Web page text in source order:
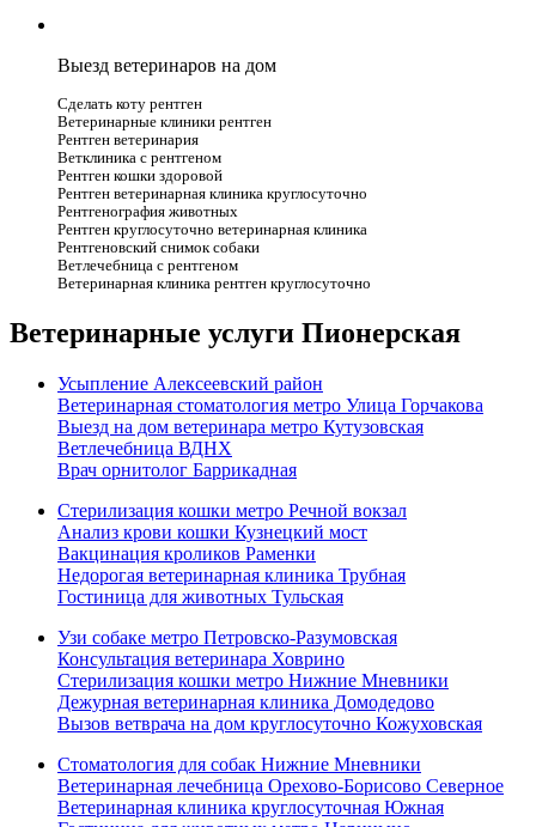
Выезд ветеринаров на дом
Сделать коту рентген
Ветеринарные клиники рентген
Рентген ветеринария
Ветклиника с рентгеном
Рентген кошки здоровой
Рентген ветеринарная клиника круглосуточно
Рентгенография животных
Рентген круглосуточно ветеринарная клиника
Рентгеновский снимок собаки
Ветлечебница с рентгеном
Ветеринарная клиника рентген круглосуточно
Ветеринарные услуги Пионерская
Усыпление Алексеевский район
Ветеринарная стоматология метро Улица Горчакова
Выезд на дом ветеринара метро Кутузовская
Ветлечебница ВДНХ
Врач орнитолог Баррикадная
Стерилизация кошки метро Речной вокзал
Анализ крови кошки Кузнецкий мост
Вакцинация кроликов Раменки
Недорогая ветеринарная клиника Трубная
Гостиница для животных Тульская
Узи собаке метро Петровско-Разумовская
Консультация ветеринара Ховрино
Стерилизация кошки метро Нижние Мневники
Дежурная ветеринарная клиника Домодедово
Вызов ветврача на дом круглосуточно Кожуховская
Стоматология для собак Нижние Мневники
Ветеринарная лечебница Орехово-Борисово Северное
Ветеринарная клиника круглосуточная Южная